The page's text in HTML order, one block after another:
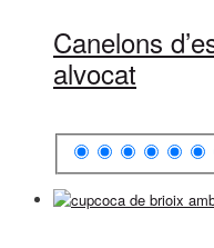
Canelons
alvocat